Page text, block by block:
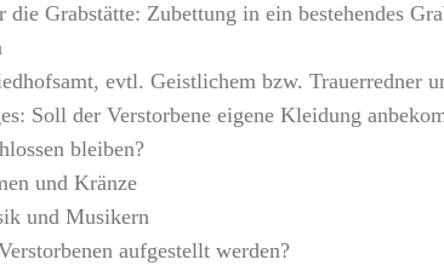
die Grabstätte: Zubettung in ein bestehendes
evtl. Geistlichem bzw. Trauerredner
Soll der Verstorbene eigene Kleidung
bleiben?
und Kränze
und Musikern
aufgestellt werden?